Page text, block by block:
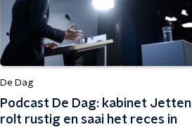
De Dag
Podcast De Dag: kabinet Jetten
rolt rustig en saai het reces in